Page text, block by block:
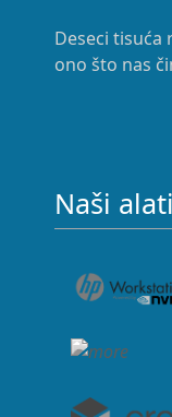
Deseci tisuća
ono što nas
Naši